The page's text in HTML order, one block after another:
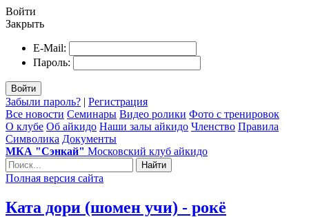
Войти
Закрыть
E-Mail:
Пароль:
Войти
Забыли пароль? | Регистрация
Все новости Семинары Видео ролики Фото с тренировок
О клубе Об айкидо Наши залы айкидо Членство Правила
Символика Документы
МКА "Сэнкай" Московский клуб айкидо
Найти
Полная версия сайта
Ката дори (шомен учи) - рокё